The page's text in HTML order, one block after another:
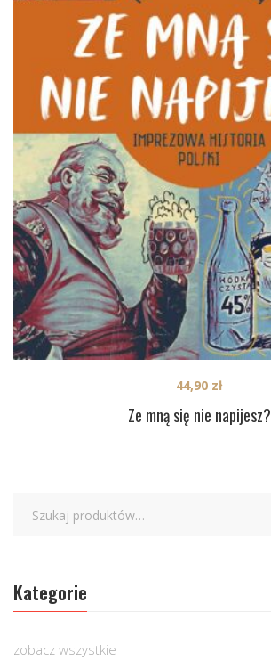
Ze mną się nie napijesz?
44,90 zł
Kategorie
zobacz wszystkie